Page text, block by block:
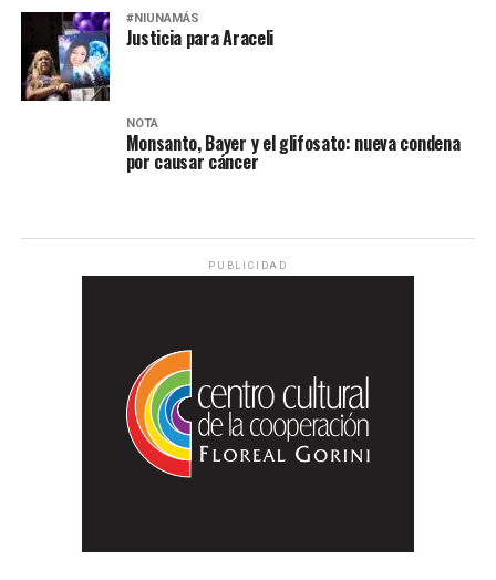
#NIUNAMÁS
Justicia para Araceli
NOTA
Monsanto, Bayer y el glifosato: nueva condena
por causar cáncer
PUBLICIDAD